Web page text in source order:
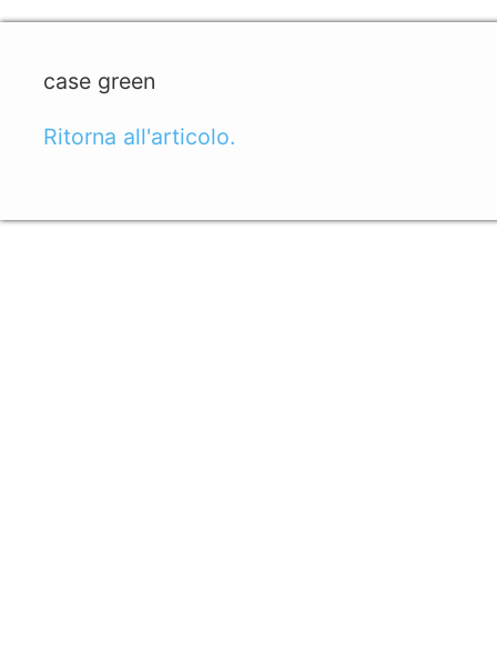
case green
Ritorna all'articolo.